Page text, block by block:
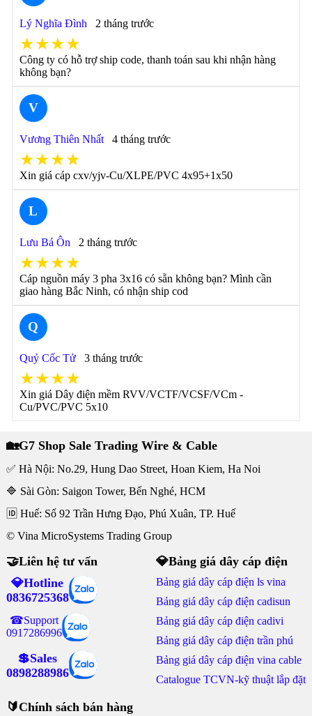
Lý Nghĩa Đình 2 tháng trước
★★★★
Công ty có hỗ trợ ship code, thanh toán sau khi nhận hàng
không bạn?
V
Vương Thiên Nhất 4 tháng trước
★★★★
Xin giá cáp cxv/yjv-Cu/XLPE/PVC 4x95+1x50
L
Lưu Bá Ôn 2 tháng trước
★★★★
Cáp nguồn máy 3 pha 3x16 có sẵn không bạn? Mình cần
giao hàng Bắc Ninh, có nhận ship cod
Q
Quỷ Cốc Tử 3 tháng trước
★★★★
Xin giá Dây điện mềm RVV/VCTF/VCSF/VCm -
Cu/PVC/PVC 5x10
🏡G7 Shop Sale Trading Wire & Cable
✅ Hà Nội: No.29, Hung Dao Street, Hoan Kiem, Ha Noi
🔷 Sài Gòn: Saigon Tower, Bến Nghé, HCM
🆔 Huế: Số 92 Trần Hưng Đạo, Phú Xuân, TP. Huế
© Vina MicroSystems Trading Group
🤝Liên hệ tư vấn
💎Hotline
0836725368
☎Support
0917286996
💲Sales
0898288986
💎Bảng giá dây cáp điện
Bảng giá dây cáp điện ls vina
Bảng giá dây cáp điện cadisun
Bảng giá dây cáp điện cadivi
Bảng giá dây cáp điện trần phú
Bảng giá dây cáp điện vina cable
Catalogue TCVN-kỹ thuật lắp đặt
🔰Chính sách bán hàng